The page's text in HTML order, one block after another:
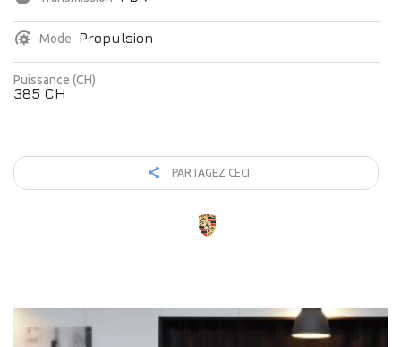
Mode Propulsion
Puissance (CH)
385 CH
PARTAGEZ CECI